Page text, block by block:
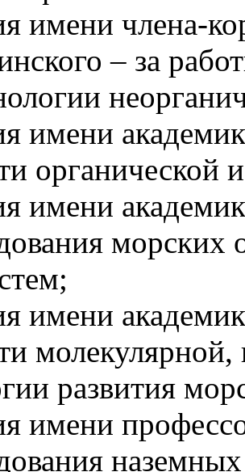
имени члена-
– за
имени
органической
имени
морских
имени
развития
имени